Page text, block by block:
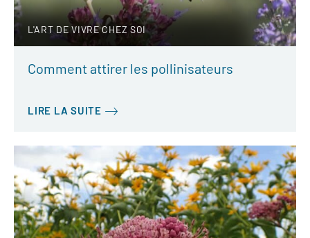
L'ART DE VIVRE CHEZ SOI
Comment attirer les pollinisateurs
LIRE LA SUITE